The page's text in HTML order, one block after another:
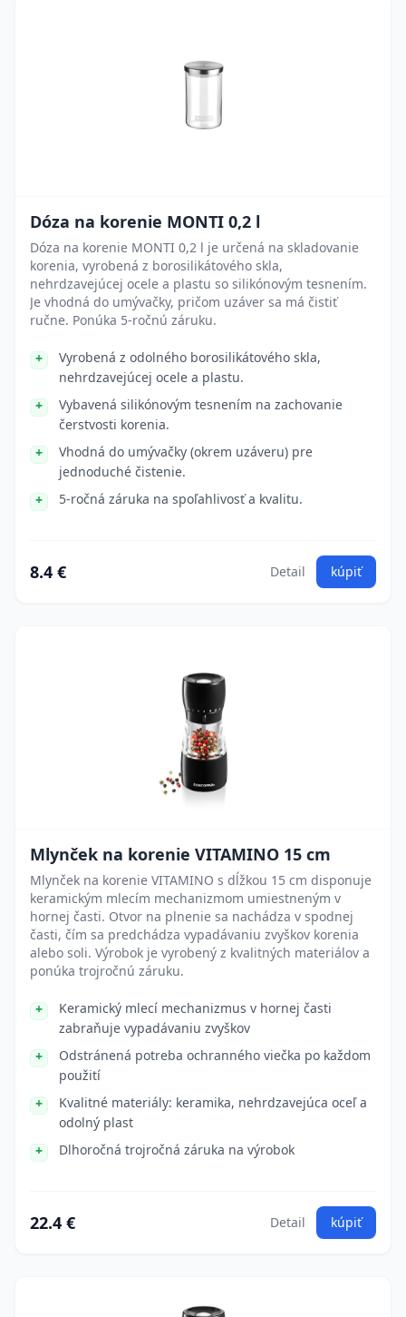
Dóza na korenie MONTI 0,2 l
Dóza na korenie MONTI 0,2 l je určená na skladovanie
korenia, vyrobená z borosilikátového skla,
nehrdzavejúcej ocele a plastu so silikónovým tesnením.
Je vhodná do umývačky, pričom uzáver sa má čistiť
ručne. Ponúka 5-ročnú záruku.
Vyrobená z odolného borosilikátového skla,
nehrdzavejúcej ocele a plastu.
Vybavená silikónovým tesnením na zachovanie
čerstvosti korenia.
Vhodná do umývačky (okrem uzáveru) pre
jednoduché čistenie.
5-ročná záruka na spoľahlivosť a kvalitu.
8.4 € Detail kúpiť
Mlynček na korenie VITAMINO 15 cm
Mlynček na korenie VITAMINO s dĺžkou 15 cm disponuje
keramickým mlecím mechanizmom umiestneným v
hornej časti. Otvor na plnenie sa nachádza v spodnej
časti, čím sa predchádza vypadávaniu zvyškov korenia
alebo soli. Výrobok je vyrobený z kvalitných materiálov a
ponúka trojročnú záruku.
Keramický mlecí mechanizmus v hornej časti
zabraňuje vypadávaniu zvyškov
Odstránená potreba ochranného viečka po každom
použití
Kvalitné materiály: keramika, nehrdzavejúca oceľ a
odolný plast
Dlhoročná trojročná záruka na výrobok
22.4 € Detail kúpiť